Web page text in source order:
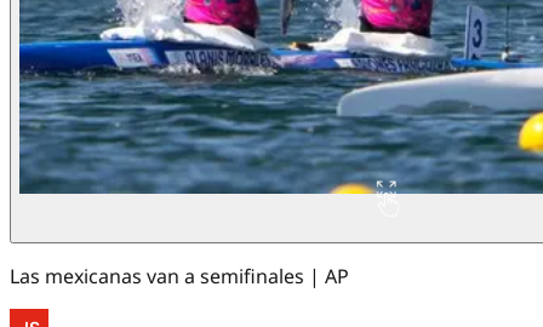
Las mexicanas van a semifinales | AP